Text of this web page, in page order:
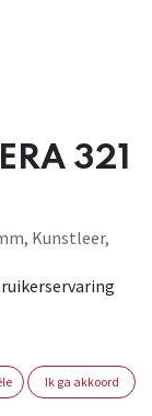
321
Kunstleer,
.
te
Ik ga akkoord